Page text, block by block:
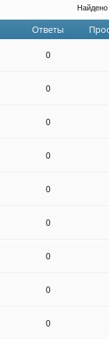
Найдено
Ответы
0
0
0
0
0
0
0
0
0